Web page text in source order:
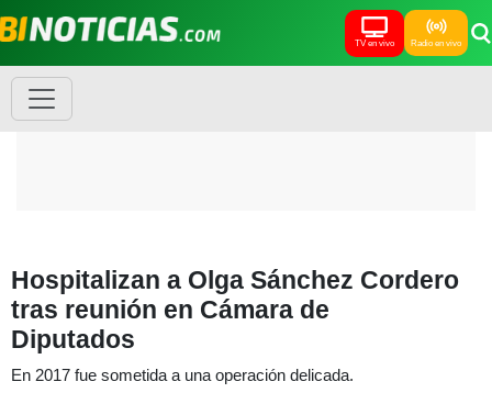
TV en vivo Radio en vivo
Hospitalizan a Olga Sánchez Cordero
tras reunión en Cámara de
Diputados
En 2017 fue sometida a una operación delicada.